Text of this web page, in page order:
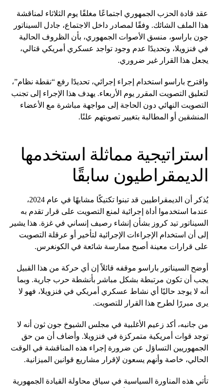
عقد قادة الحزب الجمهوري اجتماعًا مغلقًا يوم الثلاثاء لمناقشة
هذا الملف الشائك. وفقًا لمصادر داخل الاجتماع، جادل السيناتور
جون باراسو، منسق الأصوات الجمهوري، بأن الظروف الحالية
في فنزويلا، وتحديدًا عدم وجود تواجد عسكري أمريكي قتالي،
يجعل هذا القرار غير ضروري.
واقترح باراسو استخدام إجراء إجرائي، تحديدًا رفع “نقطة نظام”،
لتعليق التصويت المقرر يوم الأربعاء. يهدف هذا الإجراء إلى تجنب
التصويت النهائي دون الحاجة إلى مواجهة مباشرة مع الأعضاء
المنشقين أو المطالبة بتغيير تصويتهم علنًا.
استراتيجية مماثلة استخدمها
الديمقراطيون سابقًا
يُذكر أن الديمقراطيين قد تبنوا تكتيكًا مشابهًا في عام 2024،
عندما استخدموا أداة إجرائية لمنع التصويت على قرار تقدم به
السيناتور تيد كروز بشأن إنشاء رصيف إنساني في غزة. هذا يشير
إلى أن استخدام الإجراءات الإجرائية لتأخير أو عرقلة التصويت
على قرارات معينة أصبح ممارسة شائعة في الكونغرس.
أوضح السيناتور باراسو موقفه قائلاً إن أي حركة من هذا القبيل
يجب أن تكون مرتبطة بشكل مباشر بأنشطة حرب جارية. وبما
أنه لا يوجد حاليًا أي نشاط عسكري أمريكي في فنزويلا، فهو لا
يرى مبررًا لطرح هذا القرار للتصويت.
من جانبه، أكد زعيم الأغلبية في مجلس الشيوخ جون ثون أنه لا
توجد قوات أمريكية متمركزة في فنزويلا. وأضاف أن من حق
الجمهوريين التساؤل عن ضرورة إجراء هذه المناقشة في الوقت
الحالي، خاصة وأنهم يسعون لإقرار مشاريع قوانين الميزانية.
تأتي هذه المناورة السياسية في سياق محاولة القيادة الجمهورية